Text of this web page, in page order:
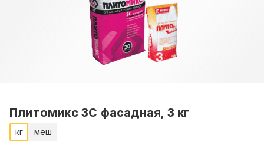
Плитомикс ЗС фасадная, 3 кг
кг меш